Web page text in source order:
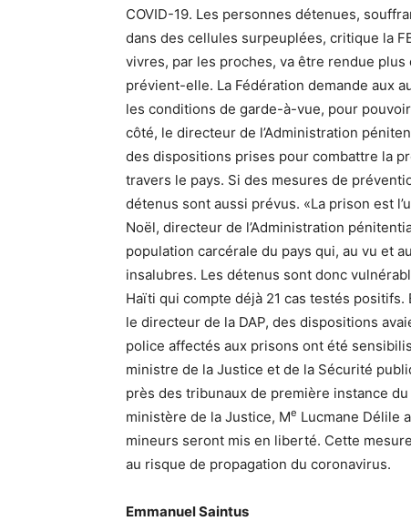
COVID-19. Les personnes détenues,
dans des cellules surpeuplées, critique la
vivres, par les proches, va être rendue
prévient-elle. La Fédération demande aux
les conditions de garde-à-vue, pour
côté, le directeur de l’Administration
des dispositions prises pour combattre la
travers le pays. Si des mesures de
détenus sont aussi prévus. «La prison est
Noël, directeur de l’Administration
population carcérale du pays qui, au vu et
insalubres. Les détenus sont donc
Haïti qui compte déjà 21 cas testés
le directeur de la DAP, des dispositions
police affectés aux prisons ont été
ministre de la Justice et de la Sécurité
près des tribunaux de première instance
ministère de la Justice, Me Lucmane Délile
mineurs seront mis en liberté. Cette
au risque de propagation du coronavirus.
Emmanuel Saintus